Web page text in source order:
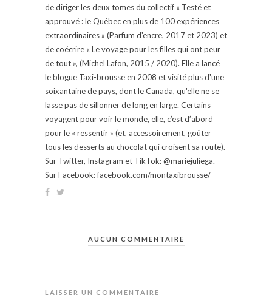
de diriger les deux tomes du collectif « Testé et
approuvé : le Québec en plus de 100 expériences
extraordinaires » (Parfum d'encre, 2017 et 2023) et
de coécrire « Le voyage pour les filles qui ont peur
de tout », (Michel Lafon, 2015 / 2020). Elle a lancé
le blogue Taxi-brousse en 2008 et visité plus d'une
soixantaine de pays, dont le Canada, qu'elle ne se
lasse pas de sillonner de long en large. Certains
voyagent pour voir le monde, elle, c’est d’abord
pour le « ressentir » (et, accessoirement, goûter
tous les desserts au chocolat qui croisent sa route).
Sur Twitter, Instagram et TikTok: @mariejuliega.
Sur Facebook: facebook.com/montaxibrousse/
AUCUN COMMENTAIRE
LAISSER UN COMMENTAIRE